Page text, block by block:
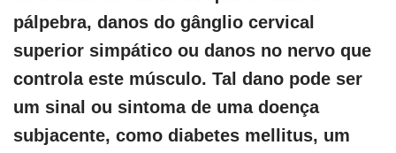
pálpebra, danos do gânglio cervical
superior simpático ou danos no nervo que
controla este músculo. Tal dano pode ser
um sinal ou sintoma de uma doença
subjacente, como diabetes mellitus, um